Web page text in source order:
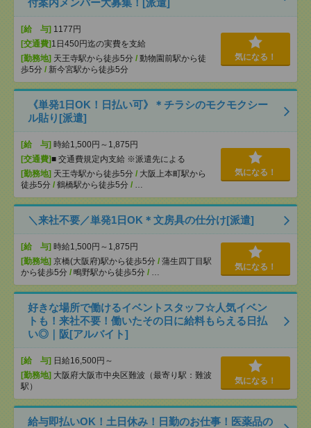
付案内メンバー大募集！[派遣]
[給 与] 1177円
[交通費] 1日450円迄の実費を支給
[勤務地] 天王寺駅から徒歩5分 / 動物園前駅から徒
歩5分 / 新今宮駅から徒歩5分
気になる！
《単発1日OK！日払い可》＊チラシのモクモクシー
ル貼り[派遣]
[給 与] 時給1,500円～1,875円
[交通費]■ 交通費規定内支給 ※派遣先による
[勤務地] 天王寺駅から徒歩5分 / 大阪上本町駅から
徒歩5分 / 鶴橋駅から徒歩5分 / …
気になる！
＼来社不要／単発1日OK＊文房具の仕分け[派遣]
[給 与] 時給1,500円～1,875円
[勤務地] 京橋(大阪府)駅から徒歩5分 / 蒲生四丁目駅
から徒歩5分 / 鴫野駅から徒歩5分 / …
気になる！
好きな場所で働けるイベントスタッフ☆人気イベン
トも！来社不要！働いたその日に給料もらえる日払
い◎｜阪[アルバイト]
[給 与] 日給16,500円～
[勤務地] 大阪府大阪市中央区難波（最寄り駅：難波
駅）
気になる！
給与即払いOK！土日休み！日勤のお仕事！医薬品の